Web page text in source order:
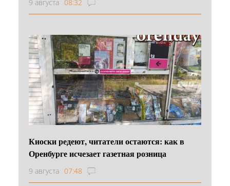
9 августа 08:32
Киоски редеют, читатели остаются: как в
Оренбурге исчезает газетная розница
9 августа 07:48